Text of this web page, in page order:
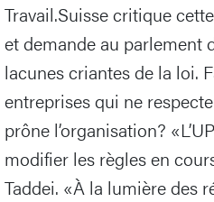
Travail.Suisse critique
et demande au parlement
lacunes criantes de la loi.
entreprises qui ne
prône l’organisation?
modifier les règles en
Taddei. «À la lumière des